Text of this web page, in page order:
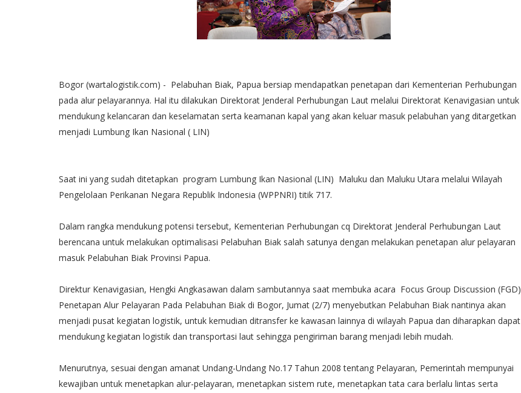
Bogor (wartalogistik.com) - Pelabuhan Biak, Papua bersiap mendapatkan penetapan dari Kementerian Perhubungan
pada alur pelayarannya. Hal itu dilakukan Direktorat Jenderal Perhubungan Laut melalui Direktorat Kenavigasian untuk
mendukung kelancaran dan keselamatan serta keamanan kapal yang akan keluar masuk pelabuhan yang ditargetkan
menjadi Lumbung Ikan Nasional ( LIN)
Saat ini yang sudah ditetapkan program Lumbung Ikan Nasional (LIN) Maluku dan Maluku Utara melalui Wilayah
Pengelolaan Perikanan Negara Republik Indonesia (WPPNRI) titik 717.
Dalam rangka mendukung potensi tersebut, Kementerian Perhubungan cq Direktorat Jenderal Perhubungan Laut
berencana untuk melakukan optimalisasi Pelabuhan Biak salah satunya dengan melakukan penetapan alur pelayaran
masuk Pelabuhan Biak Provinsi Papua.
Direktur Kenavigasian, Hengki Angkasawan dalam sambutannya saat membuka acara Focus Group Discussion (FGD)
Penetapan Alur Pelayaran Pada Pelabuhan Biak di Bogor, Jumat (2/7) menyebutkan Pelabuhan Biak nantinya akan
menjadi pusat kegiatan logistik, untuk kemudian ditransfer ke kawasan lainnya di wilayah Papua dan diharapkan dapat
mendukung kegiatan logistik dan transportasi laut sehingga pengiriman barang menjadi lebih mudah.
Menurutnya, sesuai dengan amanat Undang-Undang No.17 Tahun 2008 tentang Pelayaran, Pemerintah mempunyai
kewajiban untuk menetapkan alur-pelayaran, menetapkan sistem rute, menetapkan tata cara berlalu lintas serta